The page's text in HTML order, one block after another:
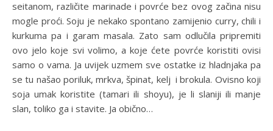
seitanom, različite marinade i povrće bez ovog začina nisu
mogle proći. Soju je nekako spontano zamijenio curry, chili i
kurkuma pa i garam masala. Zato sam odlučila pripremiti
ovo jelo koje svi volimo, a koje ćete povrće koristiti ovisi
samo o vama. Ja uvijek uzmem sve ostatke iz hladnjaka pa
se tu našao poriluk, mrkva, špinat, kelj i brokula. Ovisno koji
soja umak koristite (tamari ili shoyu), je li slaniji ili manje
slan, toliko ga i stavite. Ja obično…